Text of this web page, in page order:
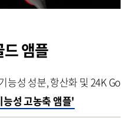
앰플
능성 성분, 항산화 및 24K Go
성 고농축 앰플'